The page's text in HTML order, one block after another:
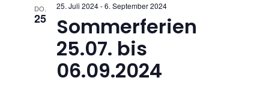
DO.
25
25. Juli 2024-6. September 2024
Sommerferien
25.07. bis
06.09.2024